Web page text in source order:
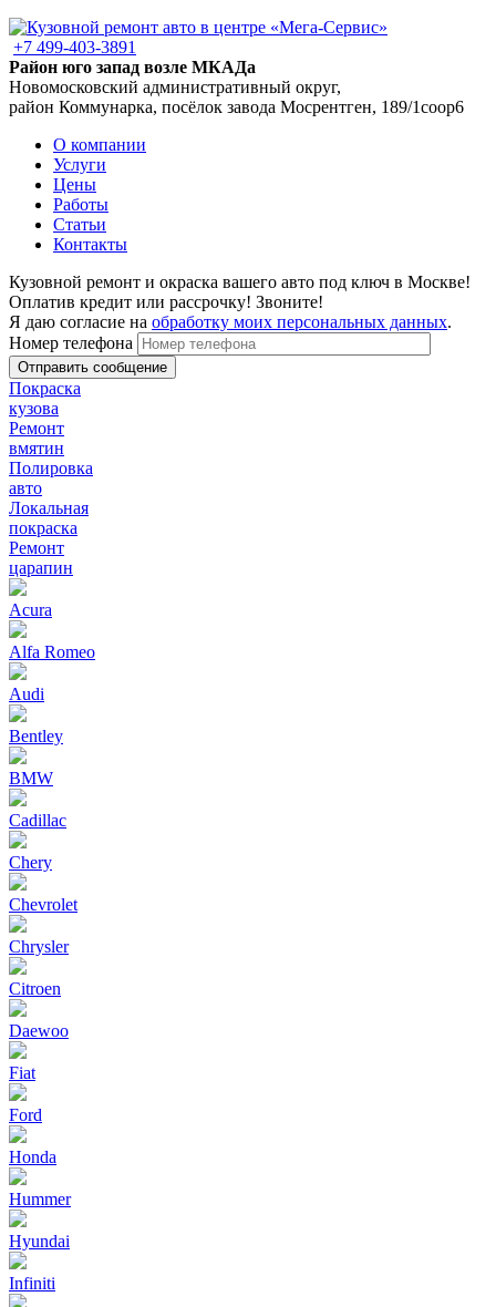
+7 499-403-3891
Район юго запад возле МКАДа
Новомосковский административный округ,
район Коммунарка, посёлок завода Мосрентген, 189/1соор6
О компании
Услуги
Цены
Работы
Статьи
Контакты
Кузовной ремонт и окраска вашего авто под ключ в Москве!
Оплатив кредит или рассрочку! Звоните!
Я даю согласие на обработку моих персональных данных.
Номер телефона
Покраска
кузова
Ремонт
вмятин
Полировка
авто
Локальная
покраска
Ремонт
царапин
Acura
Alfa Romeo
Audi
Bentley
BMW
Cadillac
Chery
Chevrolet
Chrysler
Citroen
Daewoo
Fiat
Ford
Honda
Hummer
Hyundai
Infiniti